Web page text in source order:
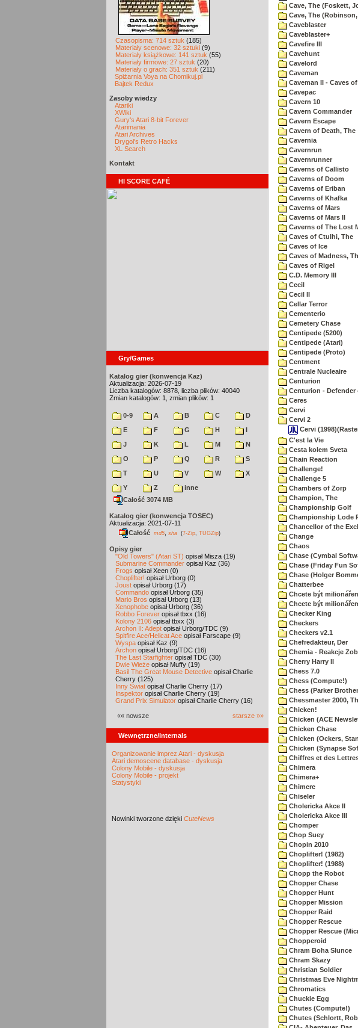
Czasopisma: 714 sztuk (185)
Materiały scenowe: 32 sztuki (9)
Materiały książkowe: 141 sztuk (55)
Materiały firmowe: 27 sztuk (20)
Materiały o grach: 351 sztuk (211)
Spiżarnia Voya na Chomikuj.pl
Bajtek Redux
Zasoby wiedzy
Atariki
XWiki
Gury's Atari 8-bit Forever
Atarimania
Atari Archives
Drygol's Retro Hacks
XL Search
Kontakt
HI SCORE CAFÉ
Gry/Games
Katalog gier (konwencja Kaz)
Aktualizacja: 2026-07-19
Liczba katalogów: 8878, liczba plików: 40040
Zmian katalogów: 1, zmian plików: 1
0-9 A B C
D
E
F G H
I
J
K L M
N
O
P Q R
S
T
U V W
X
Y
Z
inne
Całość 3074 MB
Katalog gier (konwencja TOSEC)
Aktualizacja: 2021-07-11
Całość md5 sha (7-Zip TUGZip)
Opisy gier
"Old Towers" (Atari ST) opisał Misza (19)
Submarine Commander opisał Kaz (36)
Frogs opisał Xeen (0)
Choplifter! opisał Urborg (0)
Joust opisał Urborg (17)
Commando opisał Urborg (35)
Mario Bros opisał Urborg (13)
Xenophobe opisał Urborg (36)
Robbo Forever opisał tbxx (16)
Kolony 2106 opisał tbxx (3)
Archon II: Adept opisał Urborg/TDC (9)
Spitfire Ace/Hellcat Ace opisał Farscape (9)
Wyspa opisał Kaz (9)
Archon opisał Urborg/TDC (16)
The Last Starfighter opisał TDC (30)
Dwie Wieże opisał Muffy (19)
Basil The Great Mouse Detective opisał Charlie
Cherry (125)
Inny Świat opisał Charlie Cherry (17)
Inspektor opisał Charlie Cherry (19)
Grand Prix Simulator opisał Charlie Cherry (16)
«« nowsze starsze »»
Wewnętrzne/Internals
Organizowanie imprez Atari - dyskusja
Atari demoscene database - dyskusja
Colony Mobile - dyskusja
Colony Mobile - projekt
Statystyki
Nowinki tworzone dzięki CuteNews
Cave, The (Foskett,
Cave, The
Caveblaster
Caveblaster+
Cavefire III
Cavehunt
Cavelord
Caveman
Caveman II - Caves
Cavepac
Cavern 10
Cavern Commander
Cavern Escape
Cavern of Death, The
Cavernia
Cavernrun
Cavernrunner
Caverns of Callisto
Caverns of Doom
Caverns of Eriban
Caverns of Khafka
Caverns of Mars
Caverns of Mars II
Caverns of The Lost
Caves of Ctulhi, The
Caves of Ice
Caves of Madness,
Caves of Rigel
C.D. Memory III
Cecil
Cecil II
Cellar Terror
Cementerio
Cemetery Chase
Centipede (5200)
Centipede (Atari)
Centipede (Proto)
Centment
Centrale Nucleaire
Centurion
Centurion - Defender
Ceres
Cervi
Cervi 2
Cervi
C'est la Vie
Cesta kolem Sveta
Chain Reaction
Challenge!
Challenge 5
Chambers of Zorp
Champion, The
Championship Golf
Championship Lode
Chancellor of the
Change
Chaos
Chase (Cymbal
Chase (Friday Fun
Chase (Holger
Chatterbee
Chcete být
Chcete být
Checker King
Checkers
Checkers v2.1
Chefredakteur, Der
Chemia - Reakcje
Cherry Harry II
Chess 7.0
Chess (Compute!)
Chess (Parker
Chessmaster 2000,
Chicken!
Chicken (ACE
Chicken Chase
Chicken (Ockers,
Chicken (Synapse
Chiffres et des
Chimera
Chimera+
Chimere
Chiseler
Cholericka Akce II
Cholericka Akce III
Chomper
Chop Suey
Chopin 2010
Choplifter! (1982)
Choplifter! (1988)
Chopp the Robot
Chopper Chase
Chopper Hunt
Chopper Mission
Chopper Raid
Chopper Rescue
Chopper Rescue
Chopperoid
Chram Boha Slunce
Chram Skazy
Christian Soldier
Christmas Eve
Chromatics
Chuckie Egg
Chutes (Compute!)
Chutes (Schlortt,